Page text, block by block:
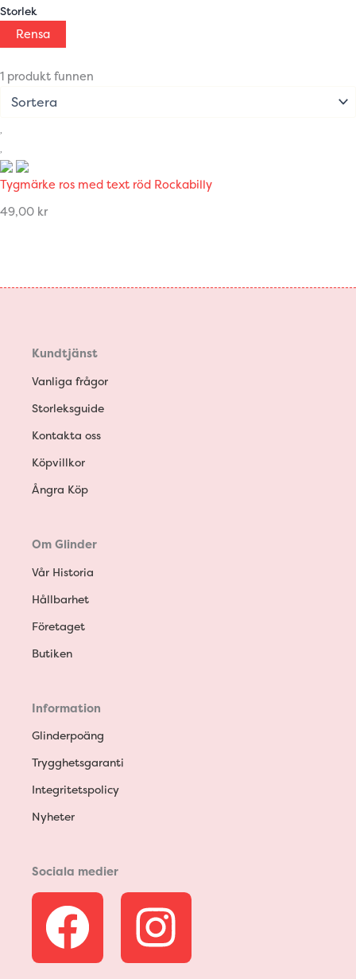
Storlek
Rensa
1 produkt funnen
Tygmärke ros med text röd Rockabilly
49,00 kr
Kundtjänst
Vanliga frågor
Storleksguide
Kontakta oss
Köpvillkor
Ångra Köp
Om Glinder
Vår Historia
Hållbarhet
Företaget
Butiken
Information
Glinderpoäng
Trygghetsgaranti
Integritetspolicy
Nyheter
Sociala medier
F
a
I
n